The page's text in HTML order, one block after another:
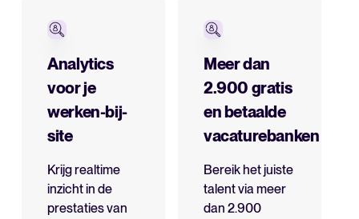
Analytics
voor je
werken-bij-
site
Krijg realtime
inzicht in de
prestaties van
Meer dan
2.900 gratis
en betaalde
vacaturebanken
Bereik het juiste
talent via meer
dan 2.900